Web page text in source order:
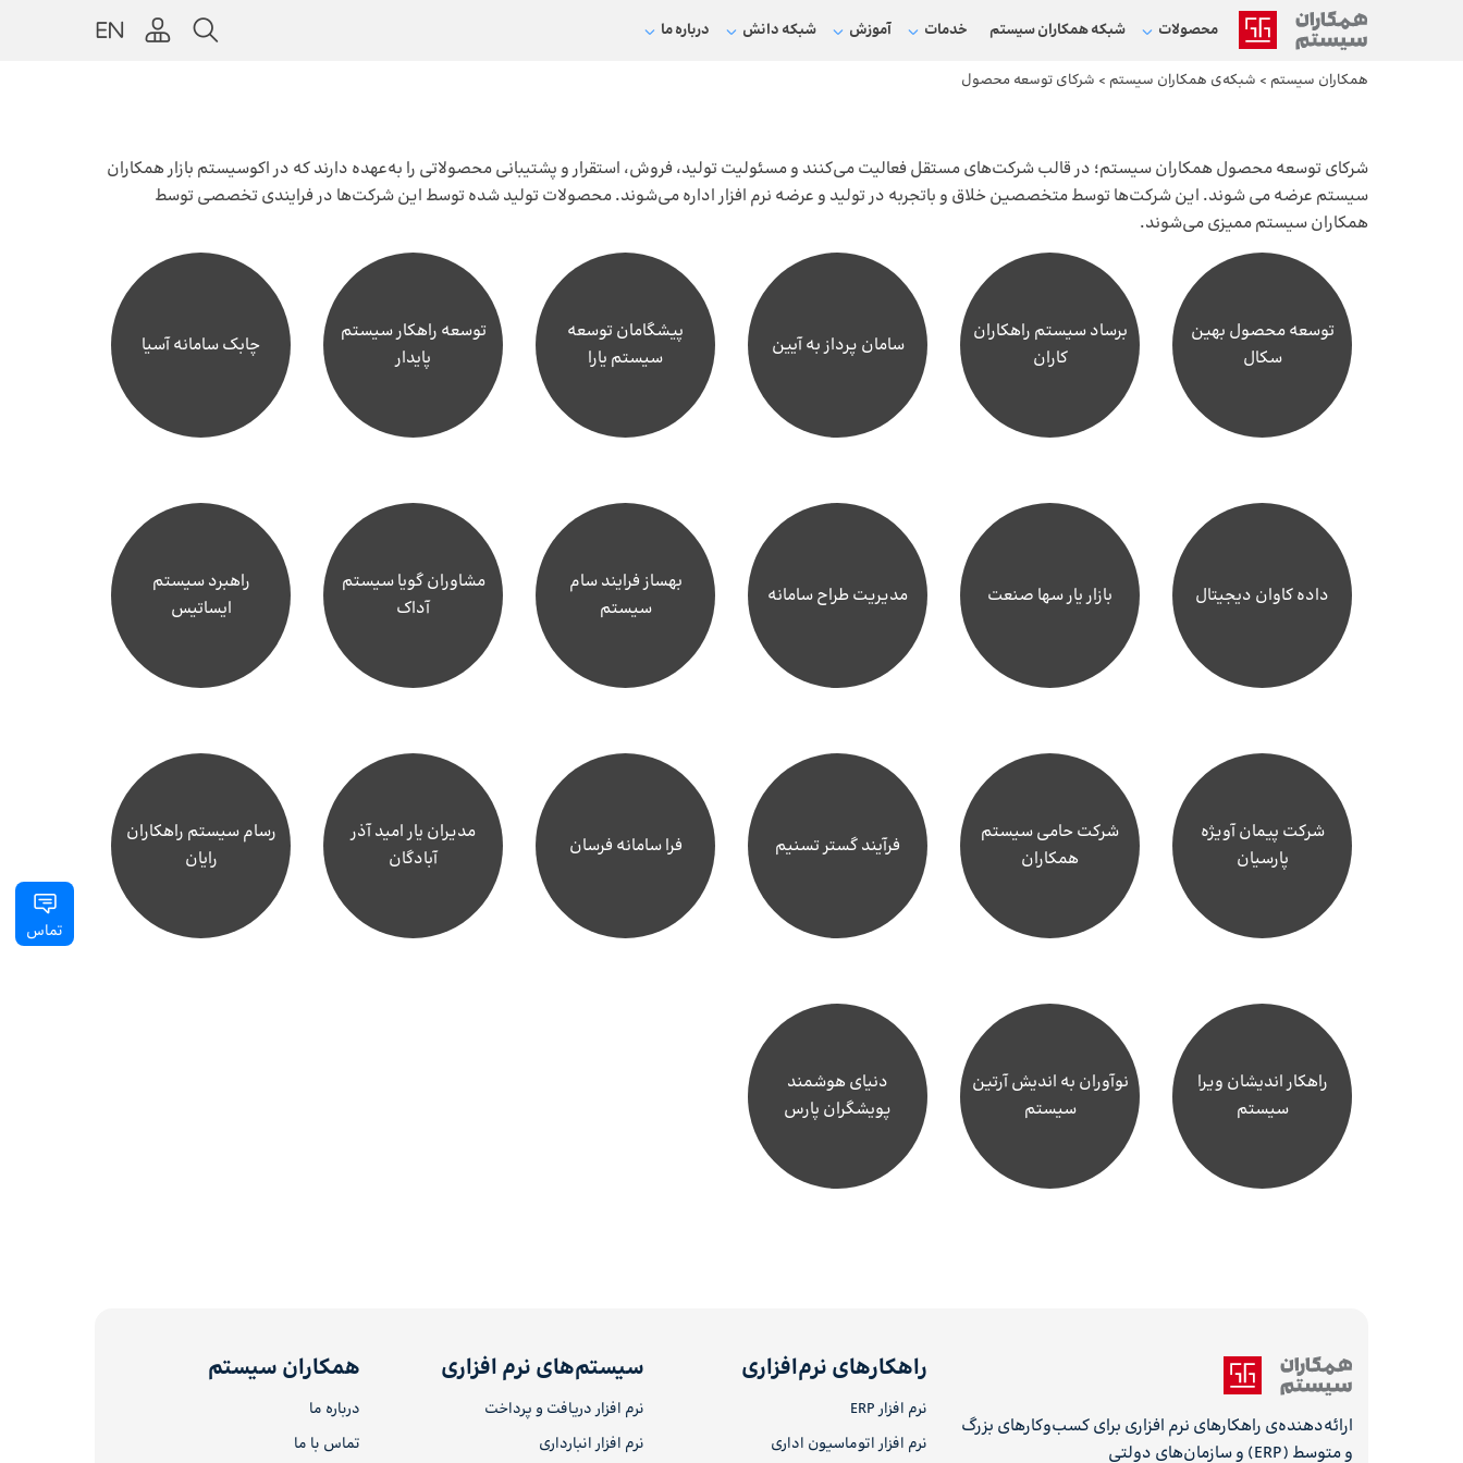
محصولات شبکه‌ همکاران سیستم خدمات آموزش شبکه دانش درباره ما
همکاران سیستم > شبکه‌ی همکاران سیستم > شرکای توسعه محصول
شرکای توسعه محصول همکاران سیستم؛ در قالب شرکت‌های مستقل فعالیت می‌کنند و مسئولیت تولید، فروش، استقرار و پشتیبانی محصولاتی را به‌عهده دارند که دراکوسیستم بازار همکاران
سیستم عرضه می شوند. این شرکت‌ها توسط متخصصین خلاق و باتجربه در تولید و عرضه نرم افزار اداره می‌شوند. محصولات تولید شده توسط این شرکت‌ها در فرایندی تخصصی توسط
همکاران سیستم ممیزی می‌شوند.
توسعه محصول بهین
سکال
برساد سیستم راهکاران
کاران
سامان پرداز به آیین
پیشگامان توسعه
سیستم یارا
توسعه راهکار سیستم
پایدار
چابک سامانه آسیا
داده کاوان دیجیتال بازار یار سها صنعت مدیریت طراح سامانه
بهساز فرایند سام
سیستم
مشاوران گویا سیستم
آداک
راهبرد سیستم
ایساتیس
شرکت پیمان آویژه
پارسیان
شرکت حامی سیستم
همکاران
فرآیند گستر تسنیم فرا سامانه فرسان
مدیران یار امید آذر
آبادگان
رسام سیستم راهکاران
رایان
راهکار اندیشان ویرا
سیستم
نوآوران به اندیش آرتین
سیستم
دنیای هوشمند
پویشگران پارس
ارائه‌دهنده‌ی راهکارهای نرم افزاری برای کسب‌وکارهای بزرگ
و متوسط (ERP) و سازمان‌های دولتی
راهکارهای نرم‌افزاری
نرم افزار ERP
نرم افزار اتوماسیون اداری
سیستم‌های نرم افزاری
نرم افزار دریافت و پرداخت
نرم افزار انبارداری
همکاران سیستم
درباره ما
تماس با ما
تماس